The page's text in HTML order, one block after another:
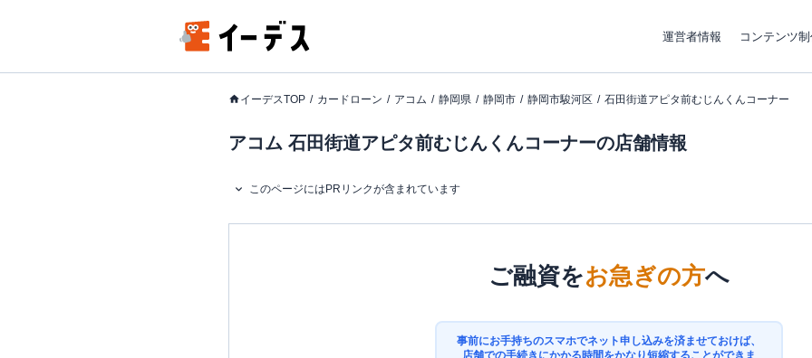
運営者情報 コンテンツ
イーデスTOP カードローン アコム 静岡県 静岡市 静岡市駿河区 石田街道アピタ前むじんくんコーナー
アコム 石田街道アピタ前むじんくんコーナーの店舗情報
このページにはPRリンクが含まれています
ご融資をお急ぎの方へ
事前にお手持ちのスマホでネット申し込みを済ませておけば、
店舗での手続きにかかる時間をかなり短縮することができま